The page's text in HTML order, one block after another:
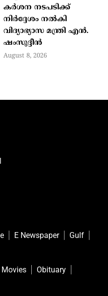
കർശന നടപടിക്ക്
നിർദ്ദേശം നൽകി
വിദ്യാഭ്യാസ മന്ത്രി എൻ.
ഷംസുദ്ദീൻ
August 8, 2026
E Newspaper
Gulf
Movies
Obituary